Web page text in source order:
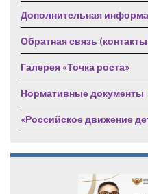
Дополнительная
Обратная связь
Галерея «Точка роста»
Нормативные документы
«Российское движение